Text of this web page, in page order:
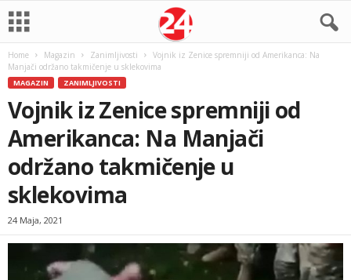
Home Magazin Zanimljivosti
Vojnik iz Zenice spremniji od Amerikanca: Na
Manjači održano takmičenje u sklekovima
MAGAZIN ZANIMLJIVOSTI
Vojnik iz Zenice spremniji od
Amerikanca: Na Manjači
održano takmičenje u
sklekovima
24 Maja, 2021